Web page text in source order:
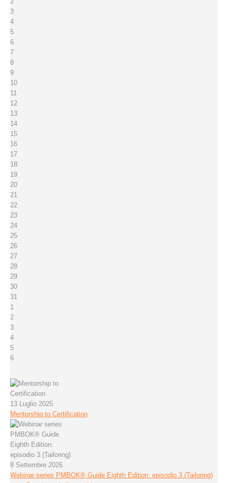
3
4
5
6
7
8
9
10
11
12
13
14
15
16
17
18
19
20
21
22
23
24
25
26
27
28
29
30
31
1
2
3
4
5
6
13 Luglio 2025
Mentorship to Certification
8 Settembre 2026
Webinar series PMBOK® Guide Eighth Edition: episodio 3 (Tailoring)